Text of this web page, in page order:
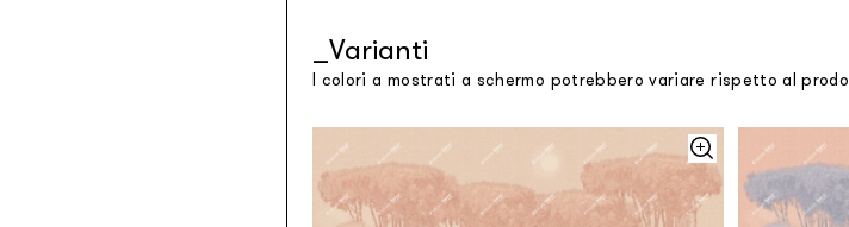
Varianti
I colori a mostrati a schermo potrebbero variare rispetto al